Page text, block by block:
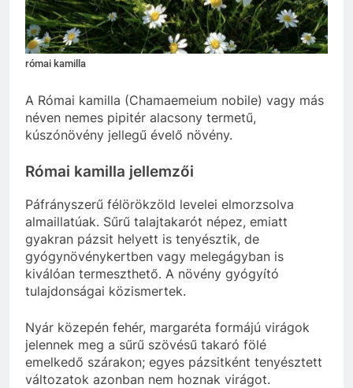
római kamilla
A Római kamilla (Chamaemeium nobile) vagy más
néven nemes pipitér alacsony termetű,
kúszónövény jellegű évelő növény.
Római kamilla jellemzői
Páfrányszerű félörökzöld levelei elmorzsolva
almaillatúak. Sűrű talajtakarót népez, emiatt
gyakran pázsit helyett is tenyésztik, de
gyógynövénykertben vagy melegágyban is
kiválóan termeszthető. A növény gyógyító
tulajdonságai közismertek.
Nyár közepén fehér, margaréta formájú virágok
jelennek meg a sűrű szövésű takaró fölé
emelkedő szárakon; egyes pázsitként tenyésztett
változatok azonban nem hoznak virágot.